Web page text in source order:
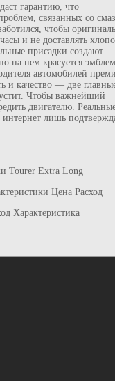
гарантию, что
связанных со
чтобы
и не доставлять
присадки создают
на нем красуется
автомобилей
и качество — две
Чтобы важнейший
двигателю.
интернет лишь
Tourer Extra Long
Цена Расход
Характеристика